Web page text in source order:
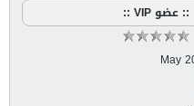
:: عضو VIP ::
May